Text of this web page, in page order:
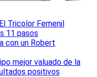
Tricolor Femenil
11 pasos
con un Robert
mejor valuado de la
positivos